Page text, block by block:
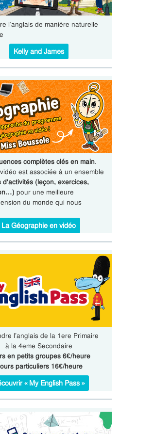
l’anglais de manière naturelle
Kelly and James
complètes clés en main.
est associée à un ensemble
d'activités (leçon, exercices,
pour une meilleure
du monde qui nous
La Géographie en vidéo
l’anglais de la 1ere Primaire
à la 4eme Secondaire
en petits groupes 6€/heure
particuliers 16€/heure
« My English Pass »